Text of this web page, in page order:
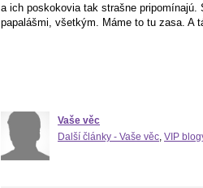
a ich poskokovia tak strašne
papalášmi, všetkým. Máme to tu zasa. A
Vaše věc
Další články - Vaše věc, VIP